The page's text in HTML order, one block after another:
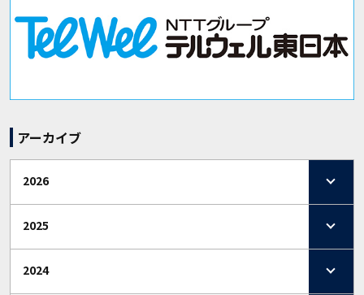
アーカイブ
2026
2025
2024